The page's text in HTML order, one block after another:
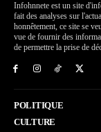
Infohnnete est un site
fait des analyses sur
honnêtement, ce site se
vue de fournir des
de permettre la prise de
POLITIQUE
CULTURE